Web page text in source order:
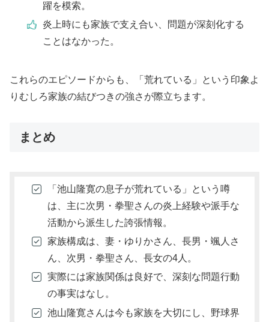
躍を模索。
炎上時にも家族で支え合い、問題が深刻化する
ことはなかった。
これらのエピソードからも、「荒れている」という印象よ
りむしろ家族の結びつきの強さが際立ちます。
まとめ
「池山隆寛の息子が荒れている」という噂
は、主に次男・拳聖さんの炎上経験や派手な
活動から派生した誇張情報。
家族構成は、妻・ゆりかさん、長男・颯人さ
ん、次男・拳聖さん、長女の4人。
実際には家族関係は良好で、深刻な問題行動
の事実はなし。
池山隆寛さんは今も家族を大切にし、野球界